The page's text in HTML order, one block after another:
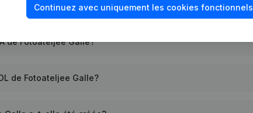
de Fotoateljee Galle?
de Fotoateljee Galle?
Continuez avec uniquement les cookies fonctionnels